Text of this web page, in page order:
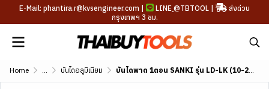
E-Mail: phantira.r@kvsengineer.com | LINE @TBTOOL |
ส่งด่วน
กรุงเทพฯ 3 ชม.
Home ... บันไดอลูมิเนียม บันไดพาด 1ตอน SANKI รุ่น LD-LK (10-20 ฟุต)